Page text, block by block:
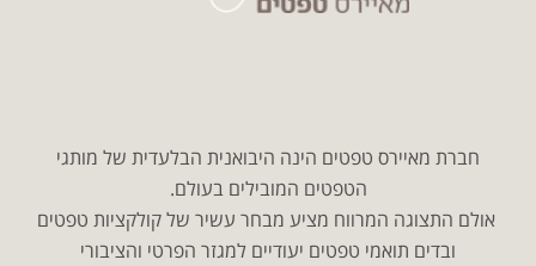
חברת מאיירס טפטים הינה היבואנית הבלעדית של מותגי
הטפטים המובילים בעולם.
אולם התצוגה המרווח מציע מבחר עשיר של קולקציות טפטים
ובדים תואמי טפטים יעודיים למגזר הפרטי והציבורי